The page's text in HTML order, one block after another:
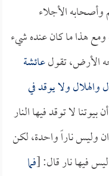
الأجلاء
ومع هذا ما كان عنده شيء
الأرض، تقولعائشة
والهلال ولا يوقد في
لا توقد فيها النار
وليس ناراً واحدة، لكن
فيها نار قال: [فما